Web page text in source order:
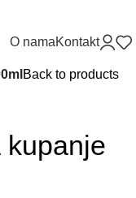
O namaKontakt
Back to products
kupanje